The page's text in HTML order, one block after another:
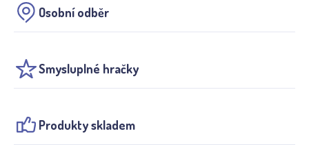
Osobní odběr
Smysluplné hračky
Produkty skladem